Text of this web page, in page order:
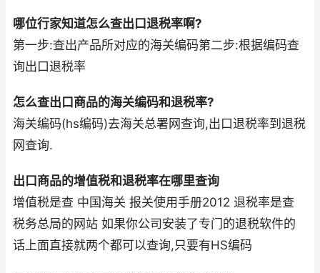
哪位行家知道怎么查出口退税率啊?
第一步:查出产品所对应的海关编码第二步:根据编码查
询出口退税率
怎么查出口商品的海关编码和退税率?
海关编码(hs编码)去海关总署网查询,出口退税率到退税
网查询.
出口商品的增值税和退税率在哪里查询
增值税是查 中国海关 报关使用手册2012 退税率是查
税务总局的网站 如果你公司安装了专门的退税软件的
话上面直接就两个都可以查询,只要有HS编码